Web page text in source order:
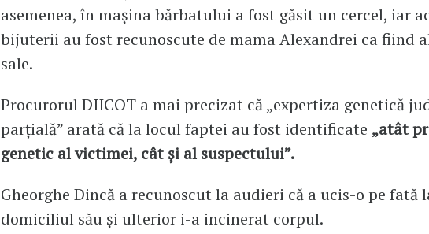
asemenea, în mașina bărbatului a fost găsit un cercel, iar
bijuterii au fost recunoscute de mama Alexandrei ca fiind
sale.
Procurorul DIICOT a mai precizat că „expertiza genetică
parțială” arată că la locul faptei au fost identificate „atât
genetic al victimei, cât și al suspectului”.
Gheorghe Dincă a recunoscut la audieri că a ucis-o pe fată
domiciliul său și ulterior i-a incinerat corpul.